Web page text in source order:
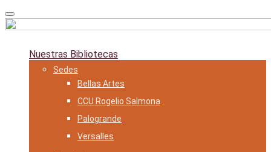
Skip
to
content
Nuestras Bibliotecas
Sedes
Bellas Artes
CCU Rogelio Salmona
Palogrande
Versalles